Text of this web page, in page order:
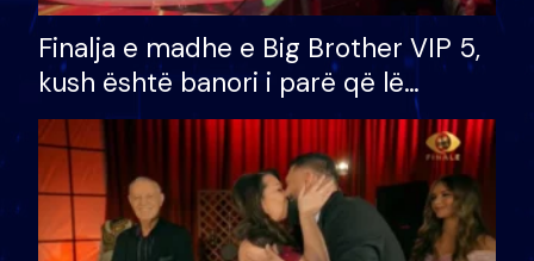
Finalja e madhe e Big Brother VIP 5,
kush është banori i parë që lë
shtëpinë dhe humb mundësinë për
të fituar çmimin e madh